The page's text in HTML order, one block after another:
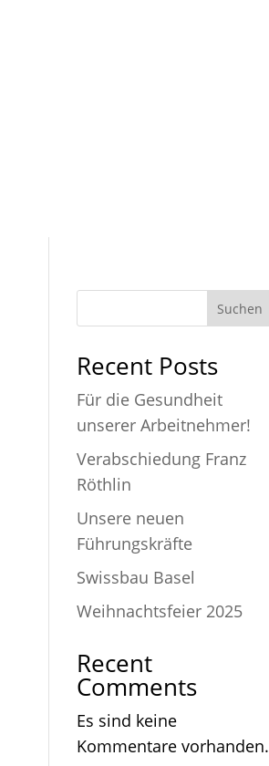
Suchen
Recent Posts
Für die Gesundheit
unserer Arbeitnehmer!
Verabschiedung Franz
Röthlin
Unsere neuen
Führungskräfte
Swissbau Basel
Weihnachtsfeier 2025
Recent
Comments
Es sind keine
Kommentare vorhanden.